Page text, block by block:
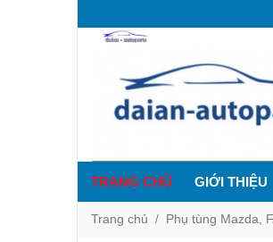
TRANG CHỦ GIỚI THIỆU
Trang chủ Phụ tùng Mazda,